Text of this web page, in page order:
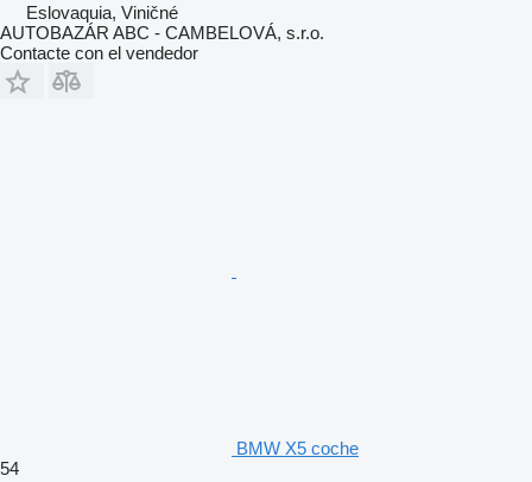
Eslovaquia, Viničné
AUTOBAZÁR ABC - CAMBELOVÁ, s.r.o.
Contacte con el vendedor
BMW X5 coche
54